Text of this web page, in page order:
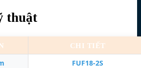
thuật
CHI TIẾT
FUF18-2S